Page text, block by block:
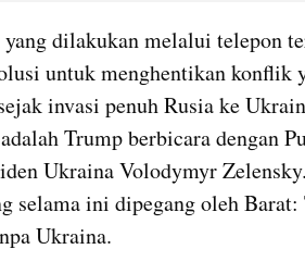
dilakukan melalui telepon
untuk menghentikan konflik
invasi penuh Rusia ke
Trump berbicara dengan
Ukraina Volodymyr
selama ini dipegang oleh
Ukraina.